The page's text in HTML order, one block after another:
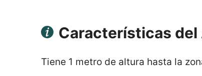
Características del
Tiene 1 metro de altura hasta la